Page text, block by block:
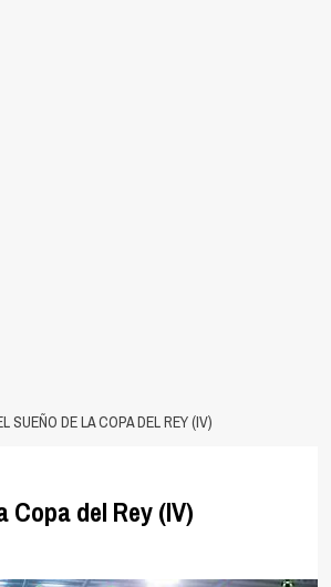
SUEÑO DE LA COPA DEL REY (IV)
Copa del Rey (IV)